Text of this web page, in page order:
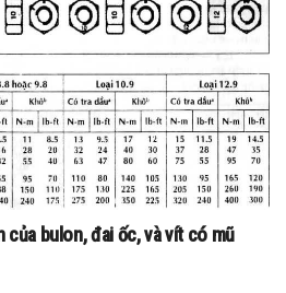
bulon, đai ốc, và vít có mũ